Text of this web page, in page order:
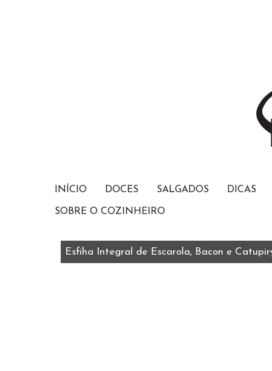
INÍCIO DOCES SALGADOS DICAS
SOBRE O COZINHEIRO
Esfiha Integral de Escarola, Bacon e